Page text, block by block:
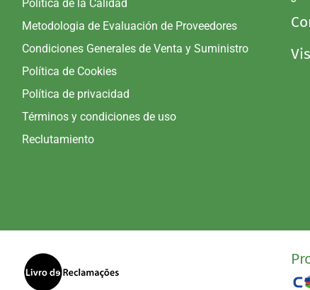
Política de la Calidad
Metodologia de Evaluación de Proveedores
Condiciones Generales de Venta y Suministro
Política de Cookies
Política de privacidad
Términos y condiciones de uso
Reclutamiento